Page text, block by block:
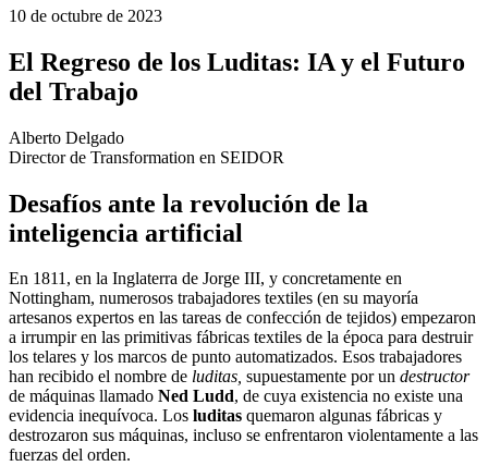
10 de octubre de 2023
El Regreso de los Luditas: IA y el Futuro
del Trabajo
Alberto Delgado
Director de Transformation en SEIDOR
Desafíos ante la revolución de la
inteligencia artificial
En 1811, en la Inglaterra de Jorge III, y concretamente en
Nottingham, numerosos trabajadores textiles (en su mayoría
artesanos expertos en las tareas de confección de tejidos) empezaron
a irrumpir en las primitivas fábricas textiles de la época para destruir
los telares y los marcos de punto automatizados. Esos trabajadores
han recibido el nombre de luditas, supuestamente por un destructor
de máquinas llamado Ned Ludd, de cuya existencia no existe una
evidencia inequívoca. Los luditas quemaron algunas fábricas y
destrozaron sus máquinas, incluso se enfrentaron violentamente a las
fuerzas del orden.